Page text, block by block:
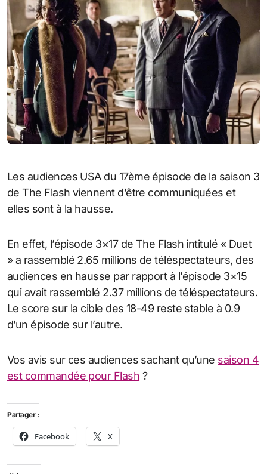
Les audiences USA du 17ème épisode de la saison 3
de The Flash viennent d’être communiquées et
elles sont à la hausse.
En effet, l’épisode 3×17 de The Flash intitulé « Duet
» a rassemblé 2.65 millions de téléspectateurs, des
audiences en hausse par rapport à l’épisode 3×15
qui avait rassemblé 2.37 millions de téléspectateurs.
Le score sur la cible des 18-49 reste stable à 0.9
d’un épisode sur l’autre.
Vos avis sur ces audiences sachant qu’une saison 4
est commandée pour Flash ?
Partager :
Facebook X